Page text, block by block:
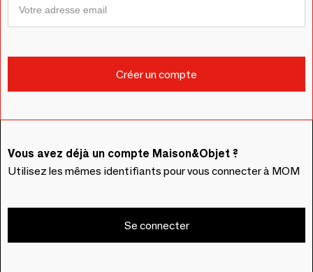
Vous avez déjà un compte Maison&Objet ?
Utilisez les mêmes identifiants pour vous connecter à MOM
Se connecter